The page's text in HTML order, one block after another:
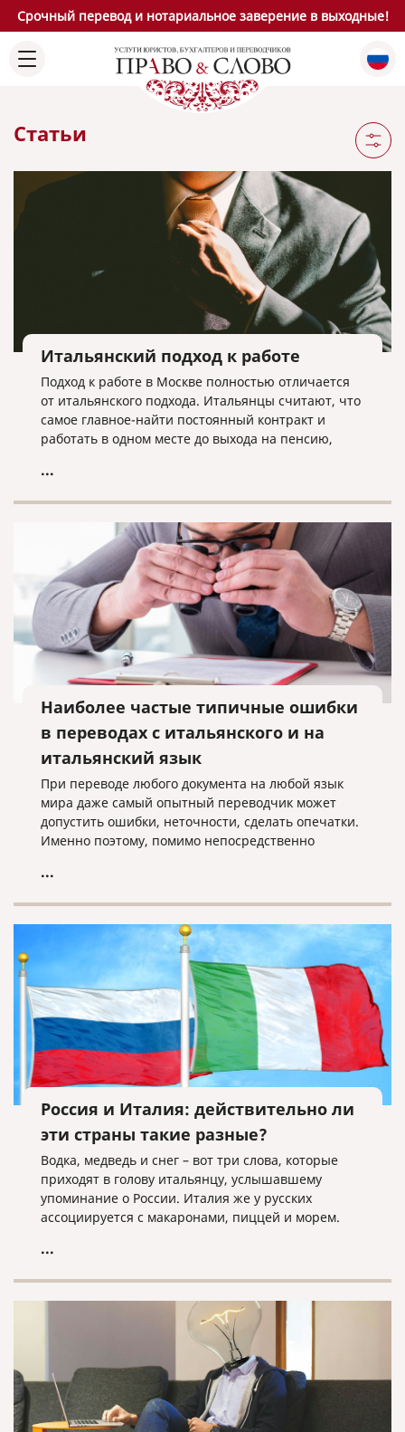
Срочный перевод и нотариальное заверение в выходные!
Статьи
Итальянский подход к работе
Подход к работе в Москве полностью отличается
от итальянского подхода. Итальянцы считают, что
самое главное-найти постоянный контракт и
работать в одном месте до выхода на пенсию,
...
Наиболее частые типичные ошибки
в переводах с итальянского и на
итальянский язык
При переводе любого документа на любой язык
мира даже самый опытный переводчик может
допустить ошибки, неточности, сделать опечатки.
Именно поэтому, помимо непосредственно
который дорожит своей репутацией, должен быть
...
Россия и Италия: действительно ли
эти страны такие разные?
Водка, медведь и снег – вот три слова, которые
приходят в голову итальянцу, услышавшему
упоминание о России. Италия же у русских
ассоциируется с макаронами, пиццей и морем.
...